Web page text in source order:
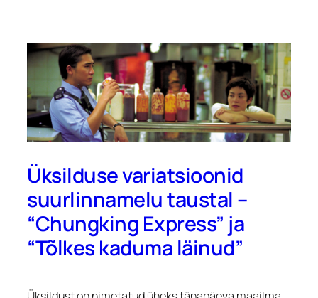
Üksilduse variatsioonid
suurlinnamelu taustal –
“Chungking Express” ja
“Tõlkes kaduma läinud”